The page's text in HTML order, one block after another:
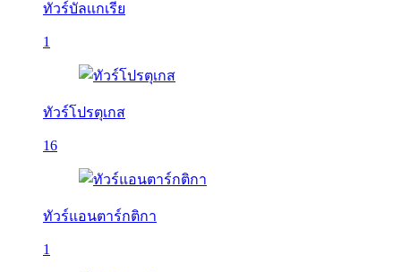
ทัวร์บัลเเกเรีย
1
ทัวร์โปรตุเกส
16
ทัวร์แอนตาร์กติกา
1